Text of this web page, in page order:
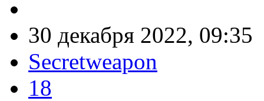
30 декабря 2022, 09:35
Secretweapon
18